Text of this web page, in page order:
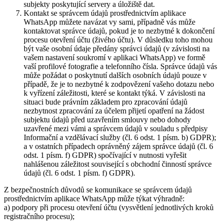
subjekty poskytující servery a úložiště dat.
Kontakt se správcem údajů prostřednictvím aplikace
WhatsApp můžete navázat vy sami, případně vás může
kontaktovat správce údajů, pokud je to nezbytné k dokončení
procesu otevření účtu (živého účtu). V důsledku toho mohou
být vaše osobní údaje předány správci údajů (v závislosti na
vašem nastavení soukromí v aplikaci WhatsApp) ve formě
vaší profilové fotografie a telefonního čísla. Správce údajů vás
může požádat o poskytnutí dalších osobních údajů pouze v
případě, že je to nezbytné k zodpovězení vašeho dotazu nebo
k vyřízení záležitosti, které se kontakt týká. V závislosti na
situaci bude právním základem pro zpracování údajů
nezbytnost zpracování za účelem přijetí opatření na žádost
subjektu údajů před uzavřením smlouvy nebo dohody
uzavřené mezi vámi a správcem údajů v souladu s předpisy
Informační a vzdělávací služby (čl. 6 odst. 1 písm. b) GDPR);
a v ostatních případech oprávněný zájem správce údajů (čl. 6
odst. 1 písm. f) GDPR) spočívající v nutnosti vyřešit
nahlášenou záležitost související s obchodní činností správce
údajů (čl. 6 odst. 1 písm. f) GDPR).
Z bezpečnostních důvodů se komunikace se správcem údajů
prostřednictvím aplikace WhatsApp může týkat výhradně:
a) podpory při procesu otevření účtu (vysvětlení jednotlivých kroků
registračního procesu);